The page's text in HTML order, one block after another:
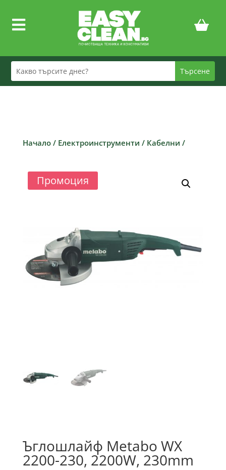

Начало/ Електроинструменти / Кабелни /
Промоция
Ъглошлайф Metabo WX
2200-230, 2200W, 230mm